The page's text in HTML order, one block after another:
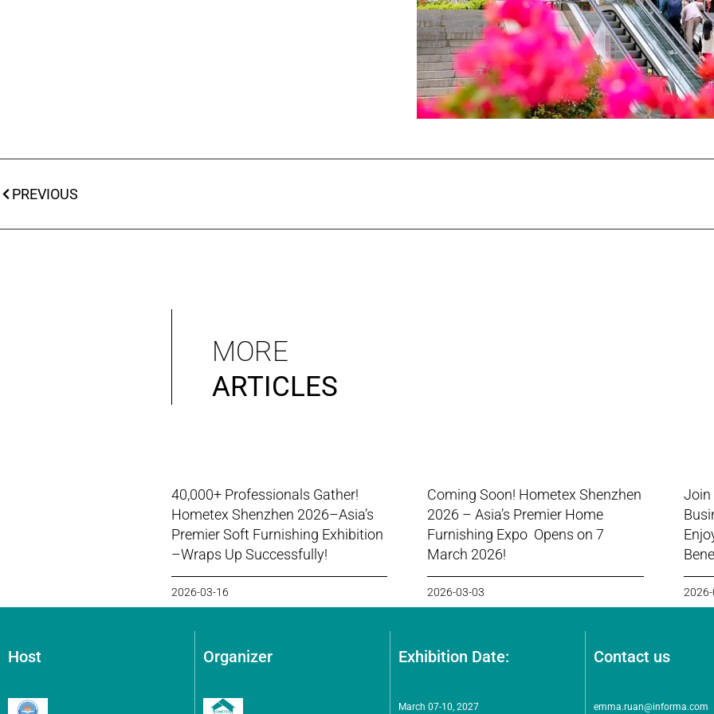
PREVIOUS
MORE
ARTICLES
40,000+ Professionals Gather!
Hometex Shenzhen 2026–Asia’s
Premier Soft Furnishing Exhibition
–Wraps Up Successfully!
2026-03-16
Coming Soon! Hometex Shenzhen
2026 – Asia’s Premier Home
Furnishing Expo Opens on 7
March 2026!
2026-03-03
Join
Host Organizer Exhibition Date:
March 07-10, 2027
Contact us
emma.ruan@informa.com